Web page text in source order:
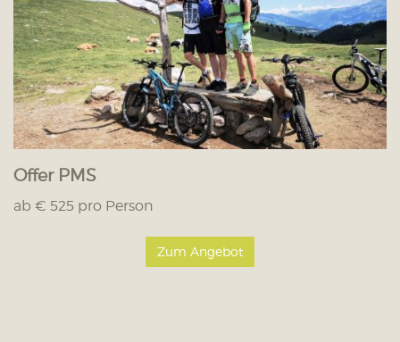
Offer PMS
ab € 525 pro Person
Zum Angebot